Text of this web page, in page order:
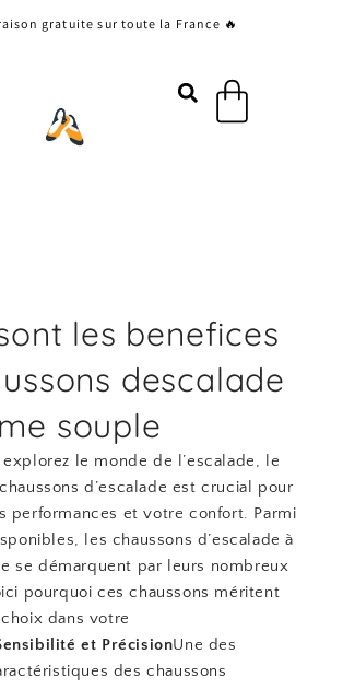
gratuite sur toute la France 🔥
Panier
les benefices
descalade
souple
le monde de l’escalade, le
d’escalade est crucial pour
performances et votre confort. Parmi
les chaussons d’escalade à
se démarquent par leurs nombreux
pourquoi ces chaussons méritent
dans votre
et PrécisionUne des
des chaussons